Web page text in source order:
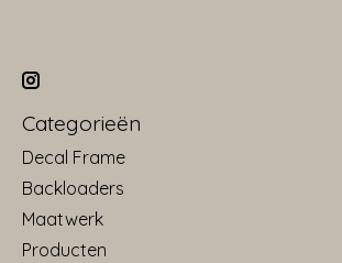
Categorieën
Decal Frame
Backloaders
Maatwerk
Producten